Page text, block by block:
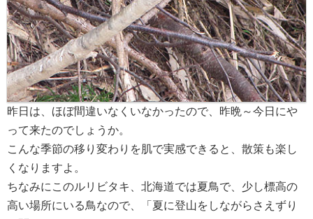
昨日は、ほぼ間違いなくいなかったので、昨晩～今日にや
って来たのでしょうか。
こんな季節の移り変わりを肌で実感できると、散策も楽し
くなりますよ。
ちなみにこのルリビタキ、北海道では夏鳥で、少し標高の
高い場所にいる鳥なので、「夏に登山をしながらさえずり